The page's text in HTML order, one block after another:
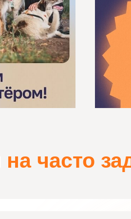
на часто